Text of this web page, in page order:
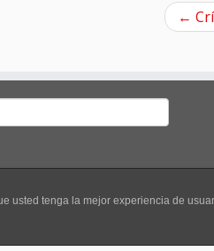
←
usted tenga la mejor experiencia de